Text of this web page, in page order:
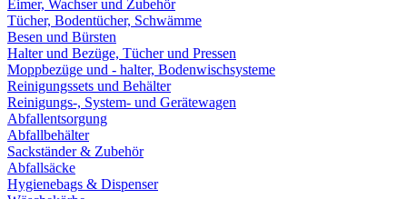
Eimer, Wachser und Zubehör
Tücher, Bodentücher, Schwämme
Besen und Bürsten
Halter und Bezüge, Tücher und Pressen
Moppbezüge und - halter, Bodenwischsysteme
Reinigungssets und Behälter
Reinigungs-, System- und Gerätewagen
Abfallentsorgung
Abfallbehälter
Sackständer & Zubehör
Abfallsäcke
Hygienebags & Dispenser